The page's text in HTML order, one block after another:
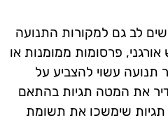
לב גם למקורות התנועה
פרסומות ממומנות או
תנועה עשוי להצביע על
את המטה תגיות בהתאם
תגיות שימשכו את תשומת